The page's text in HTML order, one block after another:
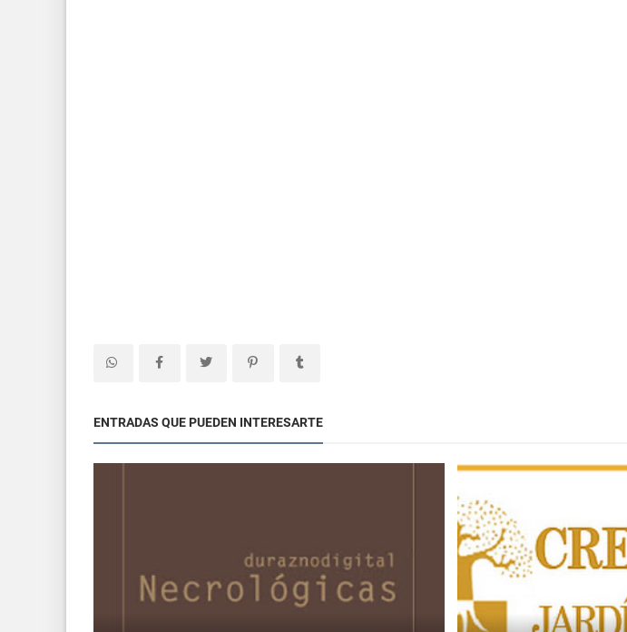
ENTRADAS QUE PUEDEN INTERESARTE